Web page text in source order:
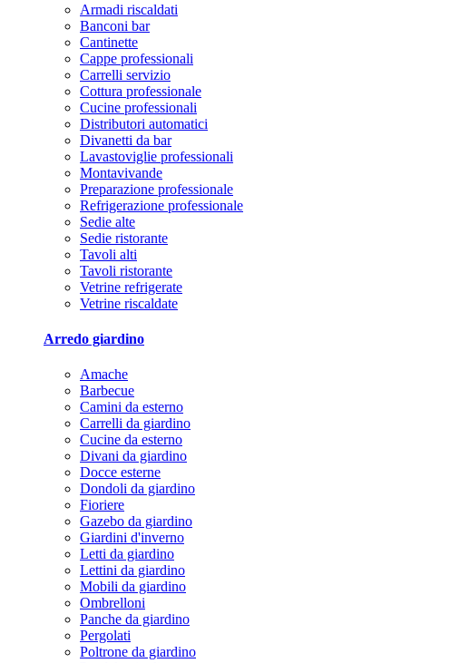
Armadi riscaldati
Banconi bar
Cantinette
Cappe professionali
Carrelli servizio
Cottura professionale
Cucine professionali
Distributori automatici
Divanetti da bar
Lavastoviglie professionali
Montavivande
Preparazione professionale
Refrigerazione professionale
Sedie alte
Sedie ristorante
Tavoli alti
Tavoli ristorante
Vetrine refrigerate
Vetrine riscaldate
Arredo giardino
Amache
Barbecue
Camini da esterno
Carrelli da giardino
Cucine da esterno
Divani da giardino
Docce esterne
Dondoli da giardino
Fioriere
Gazebo da giardino
Giardini d'inverno
Letti da giardino
Lettini da giardino
Mobili da giardino
Ombrelloni
Panche da giardino
Pergolati
Poltrone da giardino